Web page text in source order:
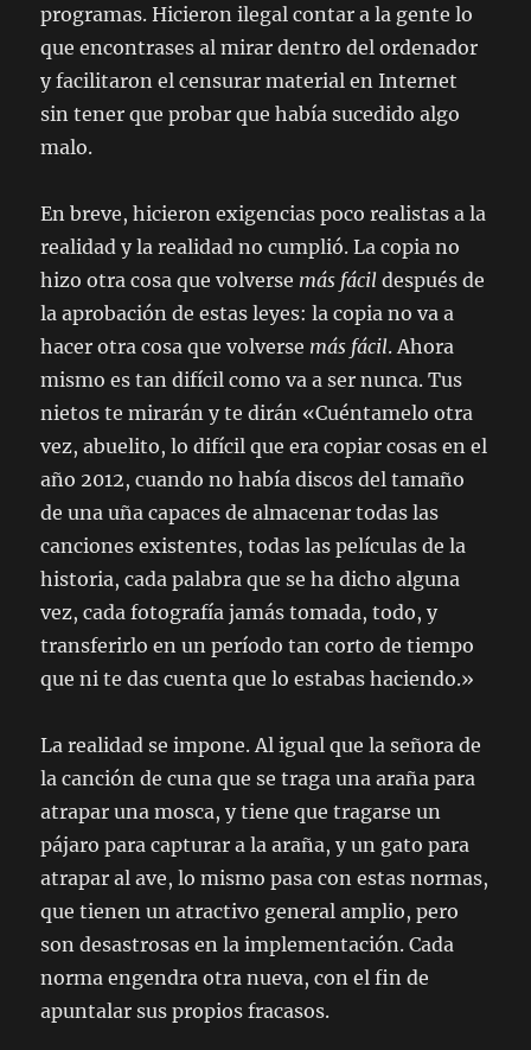
programas. Hicieron ilegal contar a la gente lo
que encontrases al mirar dentro del ordenador
y facilitaron el censurar material en Internet
sin tener que probar que había sucedido algo
malo.
En breve, hicieron exigencias poco realistas a la
realidad y la realidad no cumplió. La copia no
hizo otra cosa que volverse más fácil después de
la aprobación de estas leyes: la copia no va a
hacer otra cosa que volverse más fácil. Ahora
mismo es tan difícil como va a ser nunca. Tus
nietos te mirarán y te dirán «Cuéntamelo otra
vez, abuelito, lo difícil que era copiar cosas en el
año 2012, cuando no había discos del tamaño
de una uña capaces de almacenar todas las
canciones existentes, todas las películas de la
historia, cada palabra que se ha dicho alguna
vez, cada fotografía jamás tomada, todo, y
transferirlo en un período tan corto de tiempo
que ni te das cuenta que lo estabas haciendo.»
La realidad se impone. Al igual que la señora de
la canción de cuna que se traga una araña para
atrapar una mosca, y tiene que tragarse un
pájaro para capturar a la araña, y un gato para
atrapar al ave, lo mismo pasa con estas normas,
que tienen un atractivo general amplio, pero
son desastrosas en la implementación. Cada
norma engendra otra nueva, con el fin de
apuntalar sus propios fracasos.